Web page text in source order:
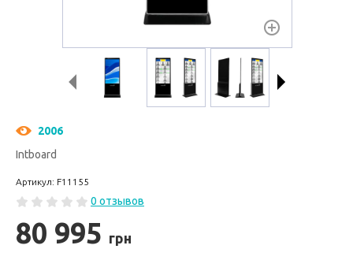
2006
Intboard
Артикул: F11155
0 отзывов
80 995 грн